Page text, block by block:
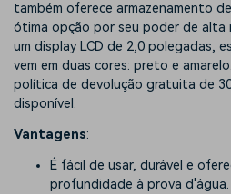
também oferece armazenamento
ótima opção por seu poder de alta
um display LCD de 2,0 polegadas,
vem em duas cores: preto e
política de devolução gratuita de
disponível.
Vantagens:
É fácil de usar, durável e
profundidade à prova d'água.